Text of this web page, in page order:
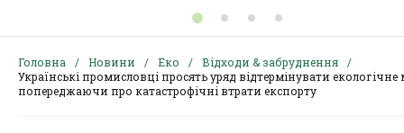
Головна Новини Еко
Відходи & забруднення
Українські промисловці просять уряд відтермінувати
попереджаючи про катастрофічні втрати експорту